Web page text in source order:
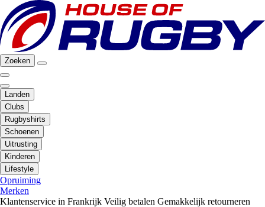
Zoeken
Landen
Clubs
Rugbyshirts
Schoenen
Uitrusting
Kinderen
Lifestyle
Opruiming
Merken
Klantenservice in Frankrijk Veilig betalen Gemakkelijk retourneren